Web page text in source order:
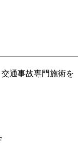
通事故専門施術を